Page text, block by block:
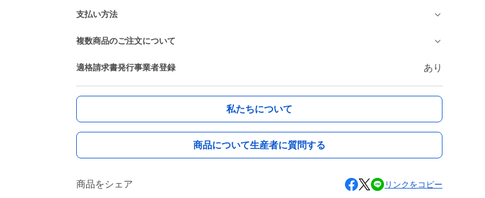
支払い方法
複数商品のご注文について
適格請求書発行事業者登録 あり
私たちについて
商品について生産者に質問する
商品をシェア リンクをコピー